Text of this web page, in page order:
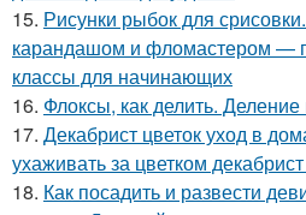
15. Рисунки рыбок для
карандашом и фломастером —
классы для начинающих
16. Флоксы, как делить. Деление
17. Декабрист цветок уход в
ухаживать за цветком
18. Как посадить и развести